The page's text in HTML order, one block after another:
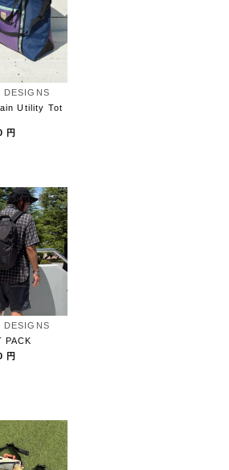
DESIGNS
Utility Tot
円
DESIGNS
PACK
円